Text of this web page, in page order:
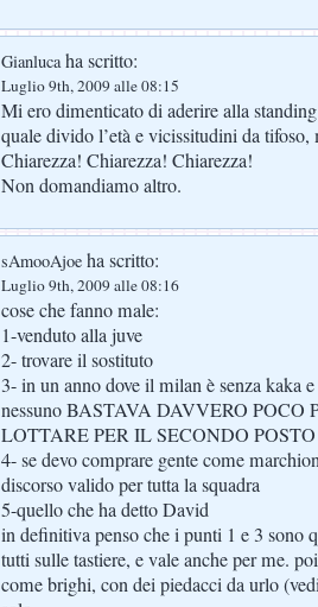
Gianlucaha scritto:
Luglio 9th, 2009 alle 08:15
Mi ero dimenticato di aderire alla
quale divido l’età e vicissitudini da tifoso,
Chiarezza! Chiarezza! Chiarezza!
Non domandiamo altro.
sAmooAjoe ha scritto:
Luglio 9th, 2009 alle 08:16
cose che fanno male:
1-venduto alla juve
2- trovare il sostituto
3- in un anno dove il milan è senza kaka
nessuno BASTAVA DAVVERO
LOTTARE PER IL SECONDO POSTO
4- se devo comprare gente come
discorso valido per tutta la squadra
5-quello che ha detto David
in definitiva penso che i punti 1 e 3 sono
tutti sulle tastiere, e vale anche per me.
come brighi, con dei piedacci da urlo